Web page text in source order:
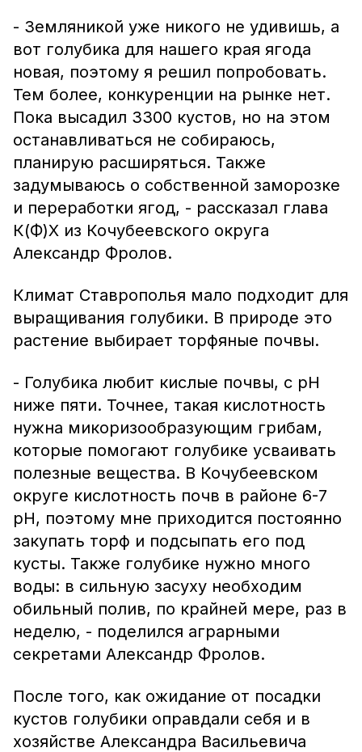
- Земляникой уже никого не удивишь, а
вот голубика для нашего края ягода
новая, поэтому я решил попробовать.
Тем более, конкуренции на рынке нет.
Пока высадил 3300 кустов, но на этом
останавливаться не собираюсь,
планирую расширяться. Также
задумываюсь о собственной заморозке
и переработки ягод, - рассказал глава
К(Ф)Х из Кочубеевского округа
Александр Фролов.
Климат Ставрополья мало подходит для
выращивания голубики. В природе это
растение выбирает торфяные почвы.
- Голубика любит кислые почвы, с рН
ниже пяти. Точнее, такая кислотность
нужна микоризообразующим грибам,
которые помогают голубике усваивать
полезные вещества. В Кочубеевском
округе кислотность почв в районе 6-7
рН, поэтому мне приходится постоянно
закупать торф и подсыпать его под
кусты. Также голубике нужно много
воды: в сильную засуху необходим
обильный полив, по крайней мере, раз в
неделю, - поделился аграрными
секретами Александр Фролов.
После того, как ожидание от посадки
кустов голубики оправдали себя и в
хозяйстве Александра Васильевича